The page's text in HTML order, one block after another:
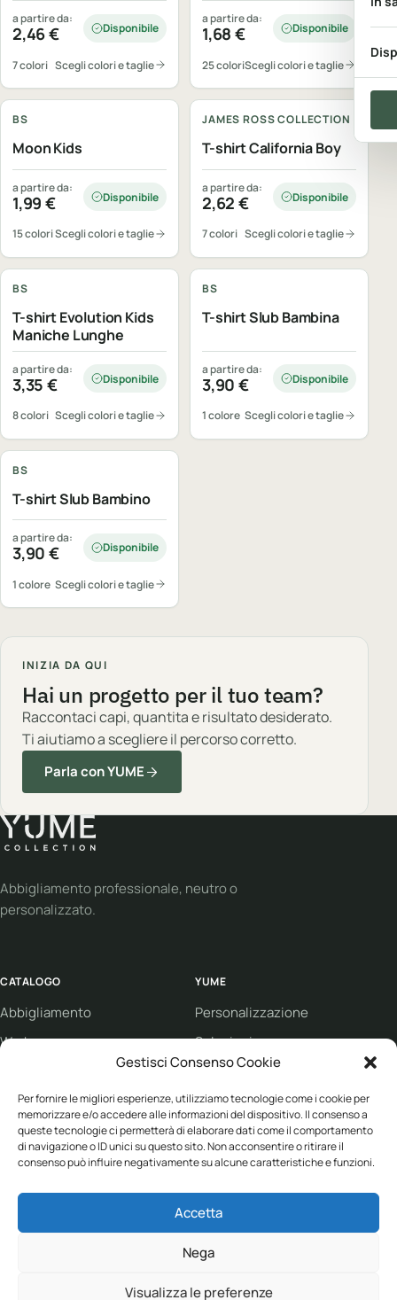
Gestisci Consenso Cookie
Per fornire le migliori esperienze, utilizziamo tecnologie come i cookie per
memorizzare e/o accedere alle informazioni del dispositivo. Il consenso a
queste tecnologie ci permetterà di elaborare dati come il comportamento
di navigazione o ID unici su questo sito. Non acconsentire o ritirare il
consenso può influire negativamente su alcune caratteristiche e funzioni.
Accetta
Nega
Visualizza le preferenze
a partire da:
2,46€ Disponibile
7 colori Scegli colori e taglie
a partire da:
1,68€ Disponibile
25 coloriScegli colori e taglie
BS
Moon Kids
a partire da:
1,99€ Disponibile
15 coloriScegli colori e taglie
JAMES ROSS COLLECTION
T-shirt California Boy
a partire da:
2,62€ Disponibile
7 colori Scegli colori e taglie
BS
T-shirt Evolution Kids
Maniche Lunghe
a partire da:
3,35€ Disponibile
8 colori Scegli colori e taglie
BS
T-shirt Slub Bambina
a partire da:
3,90€ Disponibile
1 colore Scegli colori e taglie
BS
T-shirt Slub Bambino
a partire da:
3,90€ Disponibile
1 colore Scegli colori e taglie
INIZIA DA QUI
Hai un progetto per il tuo team?
Raccontaci capi, quantita e risultato desiderato.
Ti aiutiamo a scegliere il percorso corretto.
Parla con YUME
Abbigliamento professionale, neutro o
personalizzato.
CATALOGO
Abbigliamento
Workwear
Eco collection
Brand
YUME
Personalizzazione
Soluzioni
Supporto
Condizioni di vendita
© 2026 YUME Collection S.r.l.